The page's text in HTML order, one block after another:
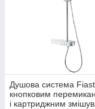
Душова система
кнопковим
і картриджним